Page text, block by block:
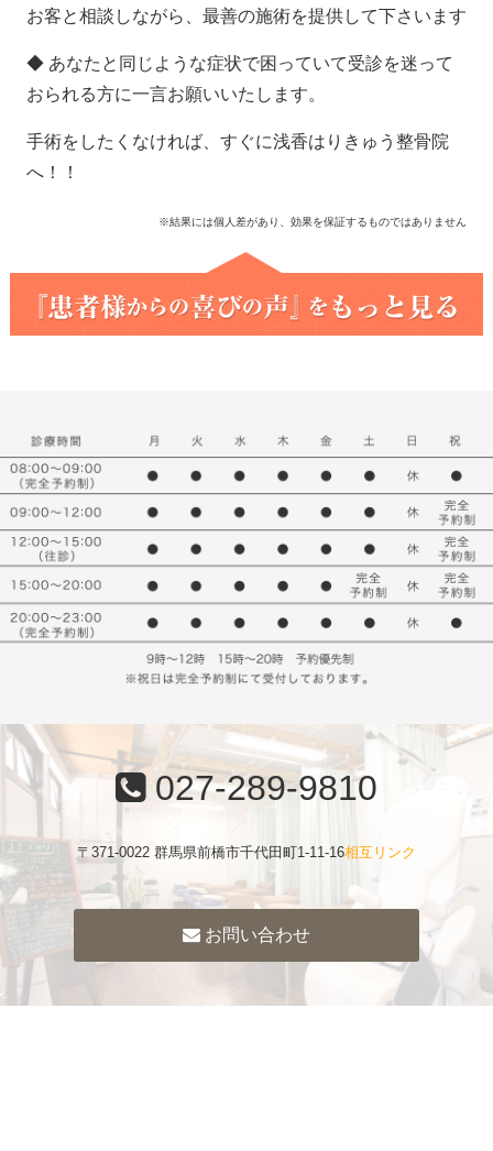
お客と相談しながら、最善の施術を提供して下さいます
◆ あなたと同じような症状で困っていて受診を迷って
おられる方に一言お願いいたします。
手術をしたくなければ、すぐに浅香はりきゅう整骨院
へ！！
※結果には個人差があり、効果を保証するものではありません
027-289-9810
〒371-0022 群馬県前橋市千代田町1-11-16相互リンク
お問い合わせ